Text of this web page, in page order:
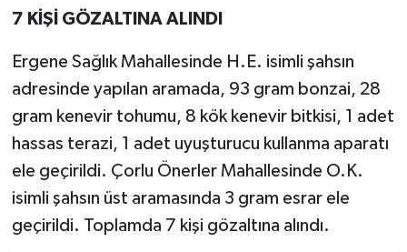
7 KİŞİ GÖZALTINA ALINDI
Ergene Sağlık Mahallesinde H.E. isimli şahsın
adresinde yapılan aramada, 93 gram bonzai, 28
gram kenevir tohumu, 8 kök kenevir bitkisi, 1 adet
hassas terazi, 1 adet uyuşturucu kullanma aparatı
ele geçirildi. Çorlu Önerler Mahallesinde O.K.
isimli şahsın üst aramasında 3 gram esrar ele
geçirildi. Toplamda 7 kişi gözaltına alındı.